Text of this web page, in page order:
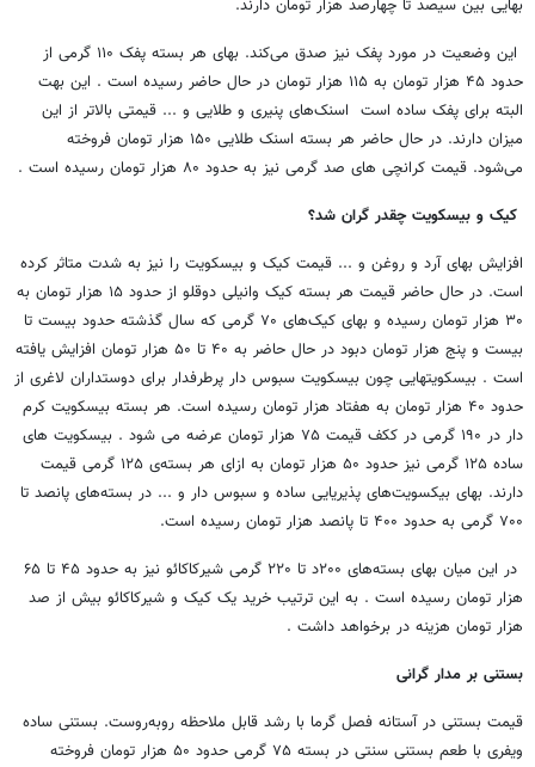
بهایی بین سیصد تا چهارصد هزار تومان دارند.
این وضعیت در مورد پفک نیز صدق می‌کند. بهای هر بسته پفک ۱۱۰ گرمی از
حدود ۴۵ هزار تومان به ۱۱۵ هزار تومان در حال حاضر رسیده است . این بهت
البته برای پفک ساده است اسنک‌های پنیری و طلایی و ... قیمتی بالاتر از این
میزان دارند. در حال حاضر هر بسته اسنک طلایی ۱۵۰ هزار تومان فروخته
می‌شود. قیمت کرانچی های صد گرمی نیز به حدود ۸۰ هزار تومان رسیده است .
کیک و بیسکویت چقدر گران شد؟
افزایش بهای آرد و روغن و ... قیمت کیک و بیسکویت را نیز به شدت متاثر کرده
است. در حال حاضر قیمت هر بسته کیک وانیلی دوقلو از حدود ۱۵ هزار تومان به
۳۰ هزار تومان رسیده و بهای کیک‌های ۷۰ گرمی که سال گذشته حدود بیست تا
بیست و پنج هزار تومان دبود در حال حاضر به ۴۰ تا ۵۰ هزار تومان افزایش یافته
است . بیسکویت‎هایی چون بیسکویت سبوس دار پرطرفدار برای دوستداران لاغری از
حدود ۴۰ هزار تومان به هفتاد هزار تومان رسیده است. هر بسته بیسکویت کرم
دار در ۱۹۰ گرمی در ککف قیمت ۷۵ هزار تومان عرضه می شود . بیسکویت های
ساده ۱۲۵ گرمی نیز حدود ۵۰ هزار تومان به ازای هر بسته‌ی ۱۲۵ گرمی قیمت
دارند. بهای بیکسویت‌های پذیریایی ساده و سبوس دار و ... در بسته‌های پانصد تا
۷۰۰ گرمی به حدود ۴۰۰ تا پانصد هزار تومان رسیده است.
در این میان بهای بسته‌های ۲۰۰د تا ۲۲۰ گرمی شیرکاکائو نیز به حدود ۴۵ تا ۶۵
هزار تومان رسیده است . به این ترتیب خرید یک کیک و شیرکاکائو بیش از صد
هزار تومان هزینه در برخواهد داشت .
بستنی بر مدار گرانی
قیمت بستنی در آستانه فصل گرما با رشد قابل ملاحظه روبه‌روست. بستنی ساده
ویفری با طعم بستنی سنتی در بسته ۷۵ گرمی حدود ۵۰ هزار تومان فروخته